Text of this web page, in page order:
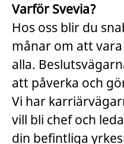
Varför Svevia?
Hos oss blir du
månar om att
alla.
att påverka och
Vi har
vill bli chef och
din befintliga